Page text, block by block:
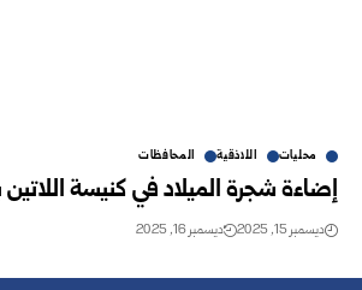
محليات اللاذقية المحافظات
إضاءة شجرة الميلاد في كنيسة اللاتين
ديسمبر 15, 2025 ديسمبر 16, 2025